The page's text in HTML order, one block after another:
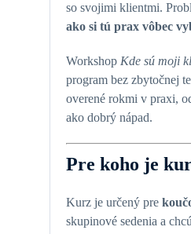
so svojimi klientmi.
ako si tú prax vôbec
Workshop Kde sú moji
program bez zbytočnej
overené rokmi v praxi,
ako dobrý nápad.
Pre koho je
Kurz je určený pre
skupinové sedenia a